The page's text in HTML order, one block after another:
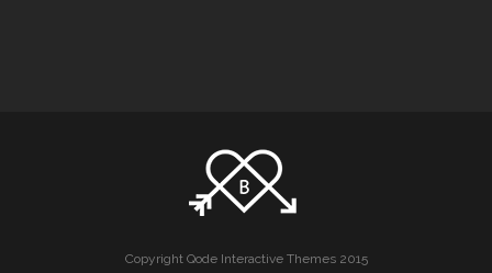
Copyright Qode Interactive Themes 2015